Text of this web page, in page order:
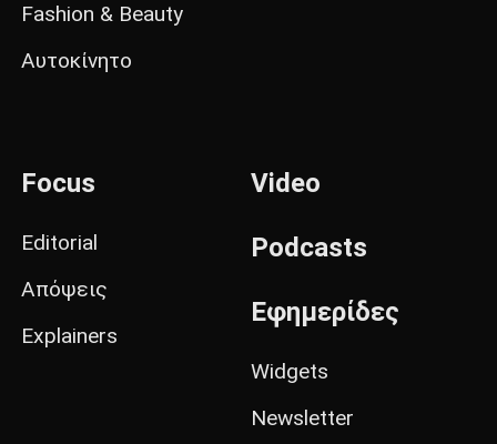
Fashion & Beauty
Αυτοκίνητο
Focus
Editorial
Απόψεις
Explainers
Video
Podcasts
Εφημερίδες
Widgets
Newsletter